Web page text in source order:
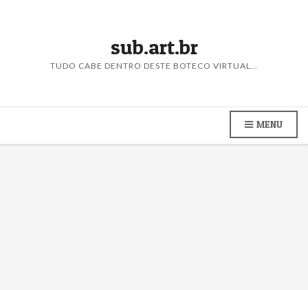
sub.art.br
TUDO CABE DENTRO DESTE BOTECO VIRTUAL…
MENU